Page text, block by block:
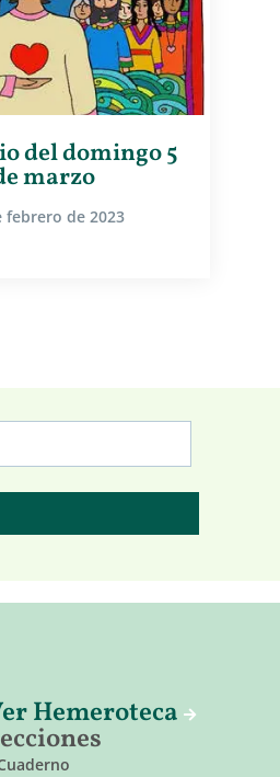
del domingo 5
marzo
febrero de 2023
Hemeroteca